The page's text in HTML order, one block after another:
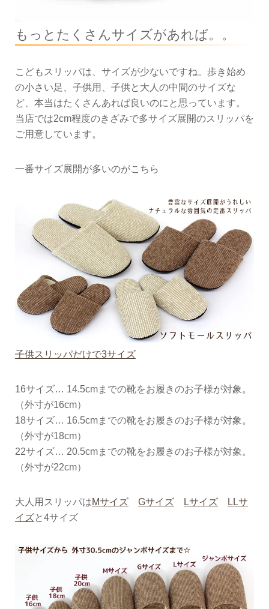
もっとたくさんサイズがあれば。。
こどもスリッパは、サイズが少ないですね。歩き始め
の小さい足、子供用、子供と大人の中間のサイズな
ど、本当はたくさんあれば良いのにと思っています。
当店では2cm程度のきざみで多サイズ展開のスリッパを
ご用意しています。
一番サイズ展開が多いのがこちら
子供スリッパだけで3サイズ
16サイズ… 14.5cmまでの靴をお履きのお子様が対象。
（外寸が16cm）
18サイズ… 16.5cmまでの靴をお履きのお子様が対象。
（外寸が18cm）
22サイズ… 20.5cmまでの靴をお履きのお子様が対象。
（外寸が22cm）
大人用スリッパはMサイズ Gサイズ Lサイズ
LLサ
イズと4サイズ